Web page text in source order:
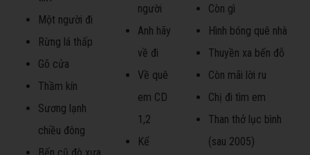
Một người đi
Rừng lá thấp
Gõ cửa
Thầm kín
Sương lạnh
chiều đông
người
Anh hãy
về đi
Về quê
em CD
1,2
Kể
Còn gì
Hình bóng quê nhà
Thuyền xa bến đỗ
Còn mãi lời ru
Chị đi tìm em
Than thở lục bình
(sau 2005)